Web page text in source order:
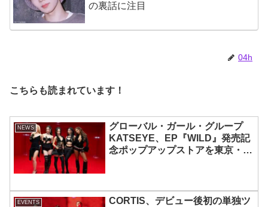
の裏話に注目
04h
こちらも読まれています！
NEWS
グローバル・ガール・グループ
KATSEYE、EP『WILD』発売記
念ポップアップストアを東京・原
EVENTS
CORTIS、デビュー後初の単独ツ